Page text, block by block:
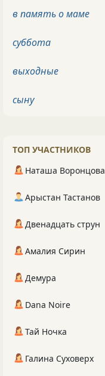
в память о маме
суббота
выходные
сыну
ТОП УЧАСТНИКОВ
Наташа Воронцова
Арыстан Тастанов
Двенадцать струн
Амалия Сирин
Демура
Dana Noire
Тай Ночка
Галина Суховерх